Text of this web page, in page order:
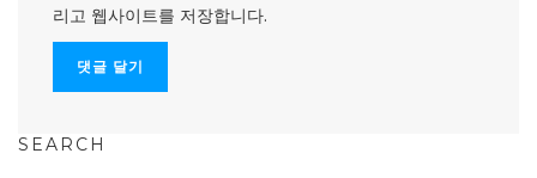
리고 웹사이트를 저장합니다.
SEARCH